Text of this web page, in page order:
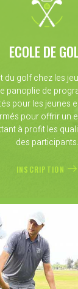
ECOLE DE
du golf chez les
panoplie de
pour les jeunes
pour offrir un
à profit les
des participants.
INSCRIPTION